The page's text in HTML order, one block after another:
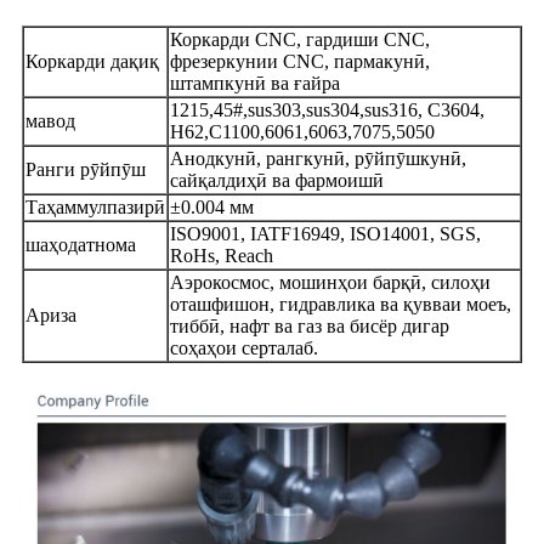
Коркарди дақиқ
Коркарди CNC, гардиши CNC,
фрезеркунии CNC, пармакунӣ,
штампкунӣ ва ғайра
мавод
1215,45#,sus303,sus304,sus316, C3604,
H62,C1100,6061,6063,7075,5050
Ранги рӯйпӯш
Анодкунӣ, рангкунӣ, рӯйпӯшкунӣ,
сайқалдиҳӣ ва фармоишӣ
Таҳаммулпазирӣ ±0.004 мм
шаҳодатнома
ISO9001, IATF16949, ISO14001, SGS,
RoHs, Reach
Ариза
Аэрокосмос, мошинҳои барқӣ, силоҳи
оташфишон, гидравлика ва қувваи моеъ,
тиббӣ, нафт ва газ ва бисёр дигар
соҳаҳои серталаб.